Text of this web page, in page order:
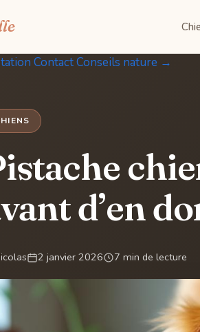
ContactConseils nature →
d’en
2 janvier 2026 7 min de lecture